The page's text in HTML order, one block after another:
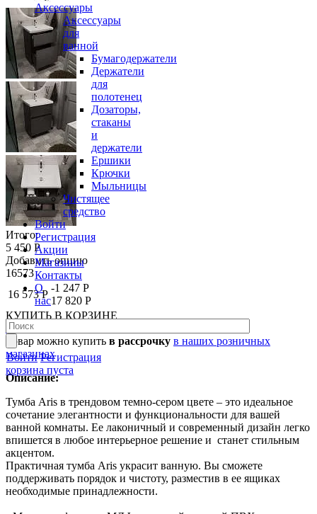
Аксессуары
Аксессуары
для
ванной
Бумагодержатели
Держатели
для
полотенец
Дозаторы,
стаканы
и
держатели
Ершики
Крючки
Мыльницы
Чистящее
средство
Войти
Регистрация
Акции
Магазины
Контакты
О
нас
Войти Регистрация
корзина пуста
Итого:
5 450 Р
Добавить опцию
16573
16 573 Р
-1 247 Р
17 820 Р
КУПИТЬ В КОРЗИНЕ
В КОРЗИНЕ
Товар можно купить в рассрочку в наших розничных
магазинах
Описание:
Тумба Aris в трендовом темно-сером цвете – это идеальное
сочетание элегантности и функциональности для вашей
ванной комнаты. Ее лаконичный и современный дизайн легко
впишется в любое интерьерное решение и станет стильным
акцентом.
Практичная тумба Aris украсит ванную. Вы сможете
поддерживать порядок и чистоту, разместив в ее ящиках
необходимые принадлежности.